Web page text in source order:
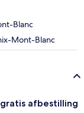
Blanc
Mont-Blanc
afbestilling